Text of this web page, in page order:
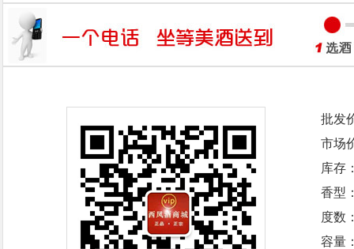
批发
市场
库存
香型
度数
容量